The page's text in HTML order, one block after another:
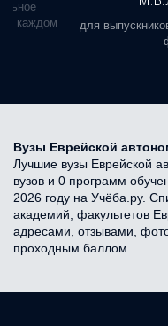
в каждом
для
Вузы Еврейской
Лучшие вузы Еврейской
вузов и 0 программ
2026 году на Учёба.ру.
академий, факультетов
адресами, отзывами,
проходным баллом.